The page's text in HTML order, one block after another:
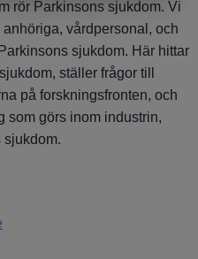
rör Parkinsons sjukdom. Vi
vårdpersonal, och
sjukdom. Här hittar
ställer frågor till
på forskningsfronten, och
som görs inom industrin,
sjukdom.